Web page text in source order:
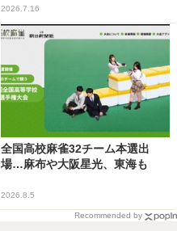
2026.7.16
全国高校麻雀32チーム本選出
場…麻布や大阪星光、東海も
2026.8.5
Recommended by